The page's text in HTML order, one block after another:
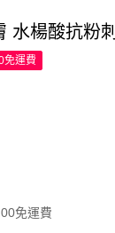
適樂膚 水楊酸
免運費
免運費